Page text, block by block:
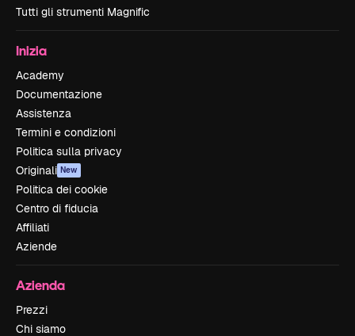
Tutti gli strumenti Magnific
Inizia
Academy
Documentazione
Assistenza
Termini e condizioni
Politica sulla privacy
Originali New
Politica dei cookie
Centro di fiducia
Affiliati
Aziende
Azienda
Prezzi
Chi siamo